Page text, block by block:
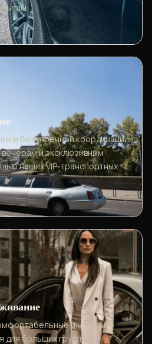
и безупречной координации
и эксклюзивным
наших VIP-транспортных
и частные
больших групп,